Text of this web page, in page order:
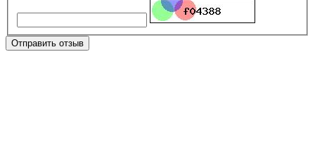
Отправить отзыв